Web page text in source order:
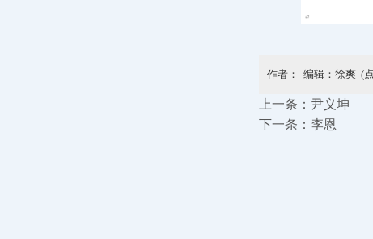
作者： 编辑：徐爽 (
上一条： 尹义坤
下一条： 李恩